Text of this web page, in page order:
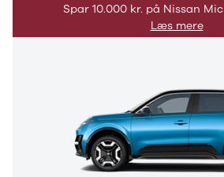
3
3 Crossback
Se alle Fiat
Elbil
500
500C
500L
Spar 10.000 kr. på Nissan
Læs mere